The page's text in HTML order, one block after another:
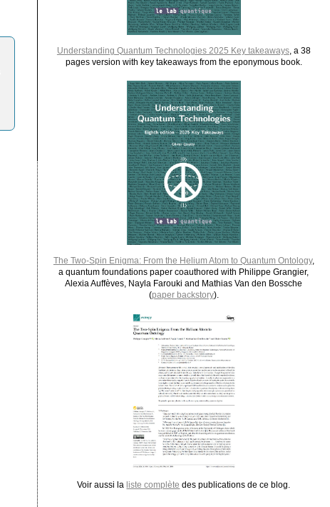
Understanding Quantum Technologies 2025 Key takeaways, a 38
pages version with key takeaways from the eponymous book.
The Two-Spin Enigma: From the Helium Atom to Quantum Ontology,
a quantum foundations paper coauthored with Philippe Grangier,
Alexia Auffèves, Nayla Farouki and Mathias Van den Bossche
(paper backstory).
Voir aussi la liste complète des publications de ce blog.